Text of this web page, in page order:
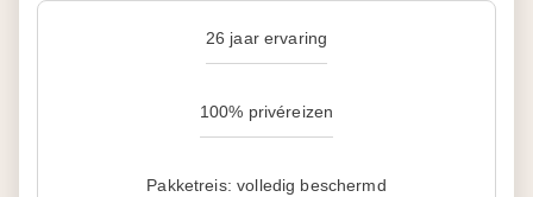
26 jaar ervaring
100% privéreizen
Pakketreis: volledig beschermd